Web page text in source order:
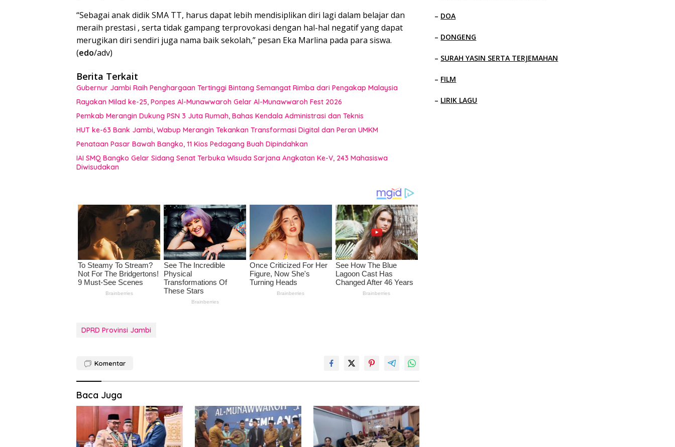
“Sebagai anak didik SMA TT, harus dapat lebih mendisiplikan diri lagi dalam belajar dan
meraih prestasi , serta tidak gampang terprovokasi dengan hal-hal negatif yang dapat
merugikan diri sendiri juga nama baik sekolah,” pesan Eka Marlina pada para siswa.
(edo/adv)
Berita Terkait
Gubernur Jambi Raih Penghargaan Tertinggi Bintang Semangat Rimba dari Pengakap Malaysia
Rayakan Milad ke-25, Ponpes Al-Munawwaroh Gelar Al-Munawwaroh Fest 2026
Pemkab Merangin Dukung PSN 3 Juta Rumah, Bahas Kendala Administrasi dan Teknis
HUT ke-63 Bank Jambi, Wabup Merangin Tekankan Transformasi Digital dan Peran UMKM
Penataan Pasar Bawah Bangko, 11 Kios Pedagang Buah Dipindahkan
IAI SMQ Bangko Gelar Sidang Senat Terbuka Wisuda Sarjana Angkatan Ke-V, 243 Mahasiswa
Diwisudakan
DPRD Provinsi Jambi
Komentar
Baca Juga
– DOA
– DONGENG
– SURAH YASIN SERTA TERJEMAHAN
– FILM
– LIRIK LAGU